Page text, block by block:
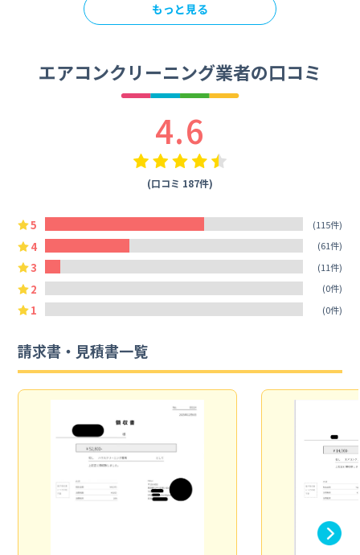
もっと見る
エアコンクリーニング業者の口コミ
4.6
(口コミ 187件)
5 (115件)
4 (61件)
3 (11件)
2 (0件)
1 (0件)
請求書・見積書一覧